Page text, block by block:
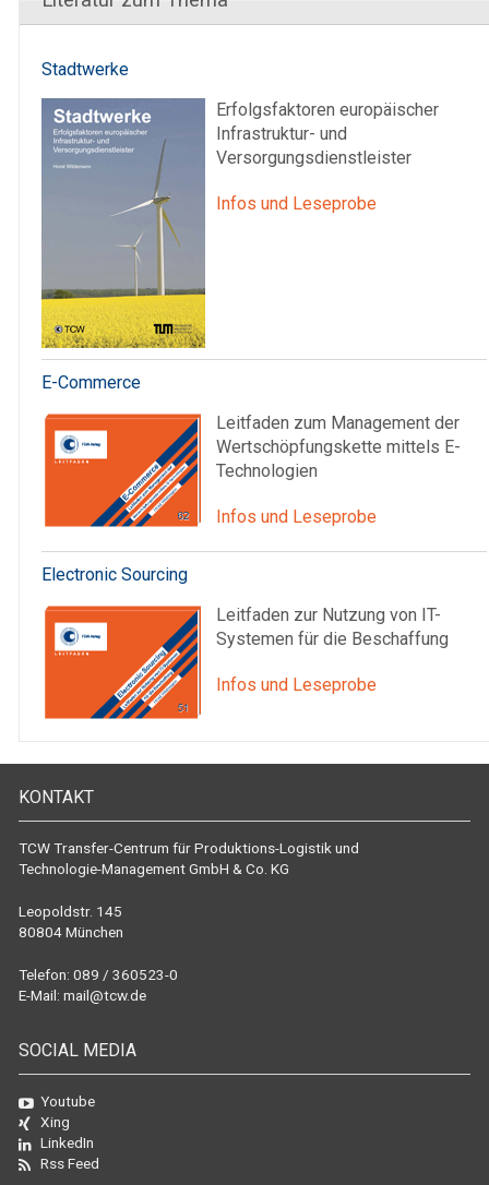
Stadtwerke
Erfolgsfaktoren europäischer
Infrastruktur- und
Versorgungsdienstleister
Infos und Leseprobe
E-Commerce
Leitfaden zum Management der
Wertschöpfungskette mittels E-
Technologien
Infos und Leseprobe
Electronic Sourcing
Leitfaden zur Nutzung von IT-
Systemen für die Beschaffung
Infos und Leseprobe
KONTAKT
TCW Transfer-Centrum für Produktions-Logistik und
Technologie-Management GmbH & Co. KG
Leopoldstr. 145
80804 München
Telefon: 089 / 360523-0
E-Mail: mail@tcw.de
SOCIAL MEDIA
Youtube
Xing
LinkedIn
Rss Feed